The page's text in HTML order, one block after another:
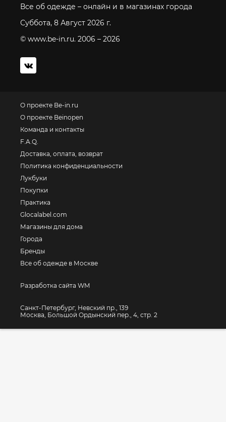
Все об одежде – онлайн и в магазинах города
Суббота, 8 Август 2026 г.
© www.be-in.ru. 2006 – 2026
О проекте Be-in.ru
О проекте Beinopen
Команда и контакты
F.A.Q.
Доставка, оплата, возврат
Политика конфиденциальности
Лукбуки
Покупки
Практика
Glocalabel.com
Магазины для дома
Города
Бренды
Все об одежде в Москве
Разработка сайта WM
Санкт-Петербург, Невский пр., 139
Москва, Большой Ордынский пер., 4, стр. 2